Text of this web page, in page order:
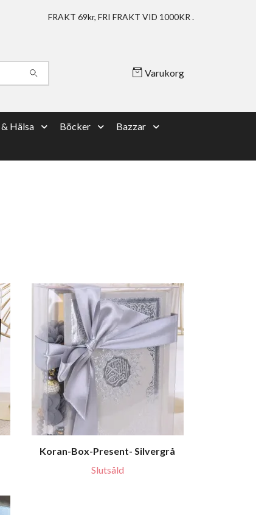
FRAKT 69kr, FRI FRAKT VID 1000KR .
Varukorg
Hälsa Böcker
Bazzar
Koran-Box-Present- Silvergrå
Slutsåld